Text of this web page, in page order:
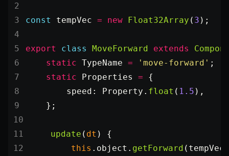
const tempVec = new Float32Array ( 3 );
export class MoveForward extends
    static
TypeName = 'move-forward' ;
    static
Properties = {
        speed: Property.
float ( 1.5 ),
    };
    update
( dt ) {
        this
.object. getForward